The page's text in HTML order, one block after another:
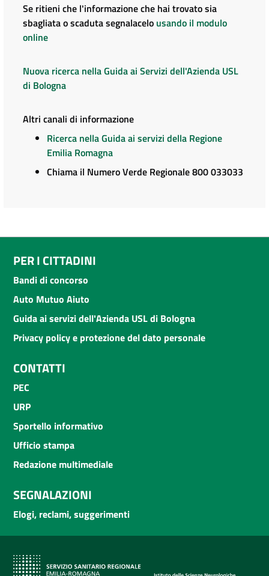
Se ritieni che l'informazione che hai trovato sia
sbagliata o scaduta segnalacelo usando il modulo
online
Nuova ricerca nella Guida ai Servizi dell'Azienda USL
di Bologna
Altri canali di informazione
Ricerca nella Guida ai servizi della Regione
Emilia Romagna
Chiama il Numero Verde Regionale 800 033033
PER I CITTADINI
Bandi di concorso
Auto Mutuo Aiuto
Guida ai servizi dell'Azienda USL di Bologna
Privacy policy e protezione del dato personale
CONTATTI
PEC
URP
Sportello informativo
Ufficio stampa
Redazione multimediale
SEGNALAZIONI
Elogi, reclami, suggerimenti